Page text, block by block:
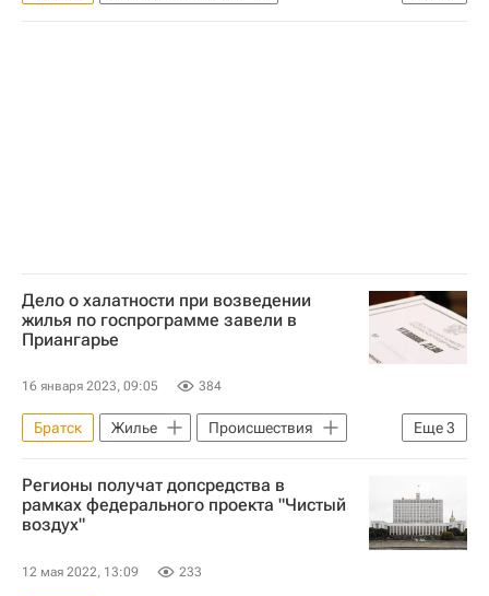
Реконструкция
Аэропорт
Дело о халатности при возведении
жилья по госпрограмме завели в
Приангарье
16 января 2023, 09:05 384
Еще3
Братск Жилье
Происшествия
Россия
Иркутская область
Следственный комитет России (СК РФ)
Регионы получат допсредства в
рамках федерального проекта "Чистый
воздух"
12 мая 2022, 13:09 233